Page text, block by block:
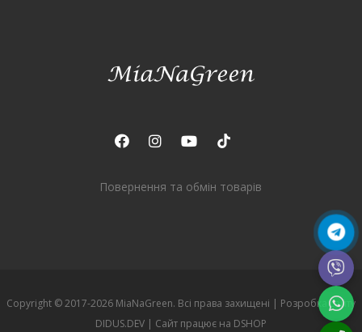
Повернення та обмін товарів
Copyright © 2017-2026 MiaNaGreen. Всі права захищені | Розробка сайту
DIDUS.DEV | Сайт працює на DSHOP